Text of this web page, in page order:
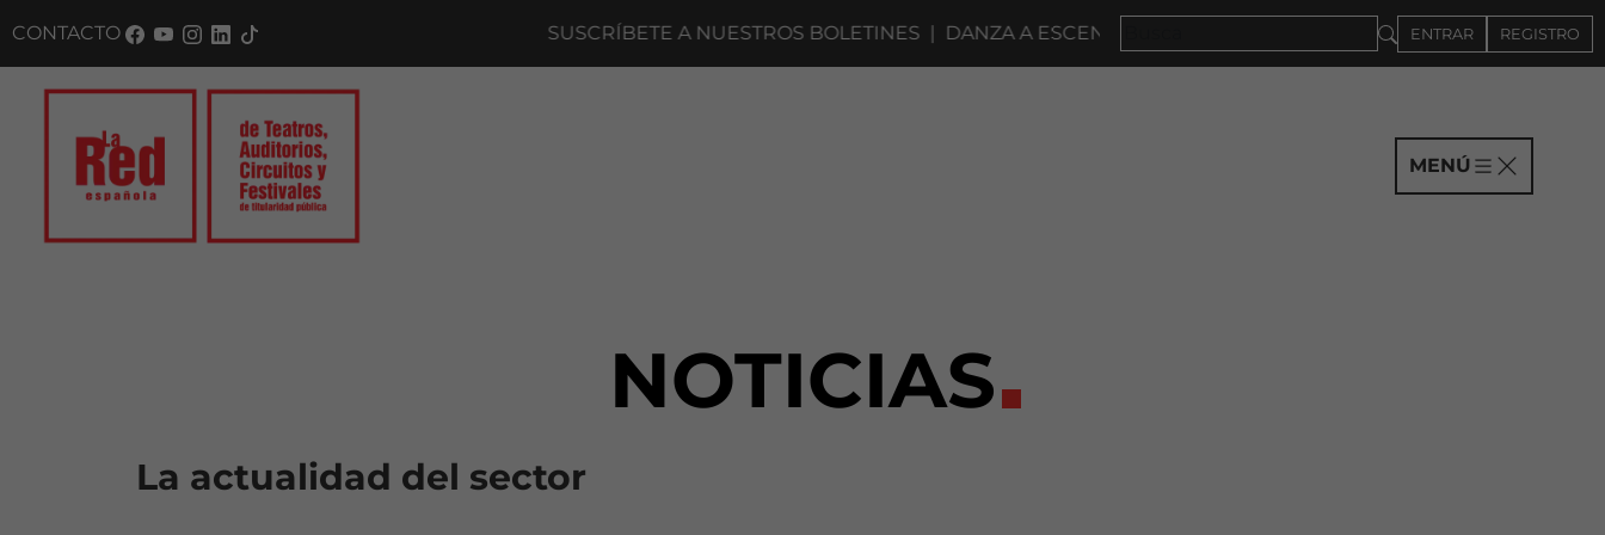
CONTACTO SUSCRÍBETE A NUESTROS BOLETINES|DANZA A ESCENA 2027 · CONVOCATORIA A COMPAÑÍAS HASTA EL 4DE
ENTRAR REGISTRO
MENÚ
NOTICIAS
La actualidad del sector